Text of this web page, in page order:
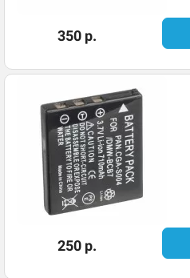
350 р.
250 р.